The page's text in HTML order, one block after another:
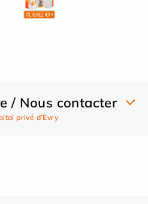
/ Nous contacter
privé d’Evry